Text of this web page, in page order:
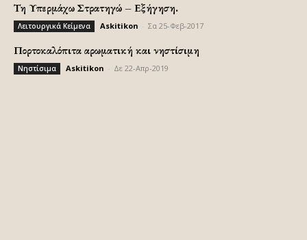
Τη Υπερμάχω Στρατηγώ – Εξήγηση.
Λειτουργικά Κείμενα Askitikon Σα 25-Φεβ-2017
Πορτοκαλόπιτα αρωματική και νηστίσιμη
Νηστίσιμα Askitikon Δε 22-Απρ-2019